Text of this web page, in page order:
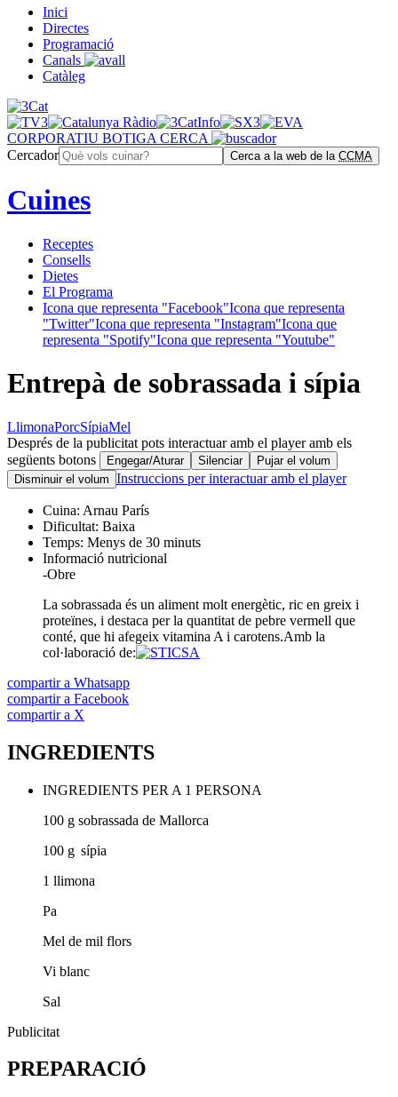
Inici
Directes
Programació
Canals
Catàleg
CORPORATIU BOTIGA CERCA
Cercador
Cerca a la web de la CCMA
Cuines
Receptes
Consells
Dietes
El Programa
Icona que representa "Facebook"Icona que representa
"Twitter"Icona que representa "Instagram"Icona que
representa "Spotify"Icona que representa "Youtube"
Entrepà de sobrassada i sípia
LlimonaPorcSípiaMel
Després de la publicitat pots interactuar amb el player amb els
següents botons
Engegar/Aturar Silenciar
Pujar el volum
Disminuir el volum Instruccions per interactuar amb el player
Cuina: Arnau París
Dificultat: Baixa
Temps: Menys de 30 minuts
Informació nutricional
-Obre
La sobrassada és un aliment molt energètic, ric en greix i
proteïnes, i destaca per la quantitat de pebre vermell que
conté, que hi afegeix vitamina A i carotens.Amb la
col·laboració de:
compartir a Whatsapp
compartir a Facebook
compartir a X
INGREDIENTS
INGREDIENTS PER A 1 PERSONA
100 g sobrassada de Mallorca
100 g sípia
1 llimona
Pa
Mel de mil flors
Vi blanc
Sal
Publicitat
PREPARACIÓ